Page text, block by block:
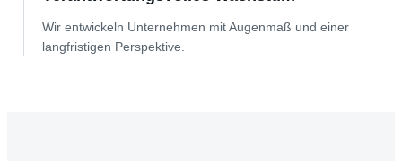
Wir entwickeln Unternehmen mit Augenmaß und einer
langfristigen Perspektive.